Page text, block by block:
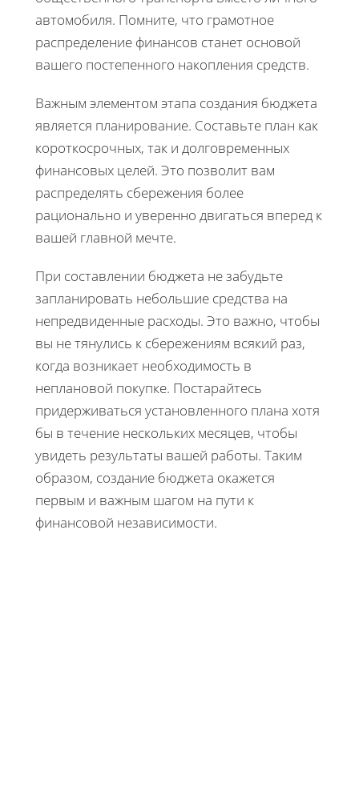
автомобиля. Помните, что грамотное
распределение финансов станет основой
вашего постепенного накопления средств.
Важным элементом этапа создания бюджета
является планирование. Составьте план как
короткосрочных, так и долговременных
финансовых целей. Это позволит вам
распределять сбережения более
рационально и уверенно двигаться вперед к
вашей главной мечте.
При составлении бюджета не забудьте
запланировать небольшие средства на
непредвиденные расходы. Это важно, чтобы
вы не тянулись к сбережениям всякий раз,
когда возникает необходимость в
неплановой покупке. Постарайтесь
придерживаться установленного плана хотя
бы в течение нескольких месяцев, чтобы
увидеть результаты вашей работы. Таким
образом, создание бюджета окажется
первым и важным шагом на пути к
финансовой независимости.